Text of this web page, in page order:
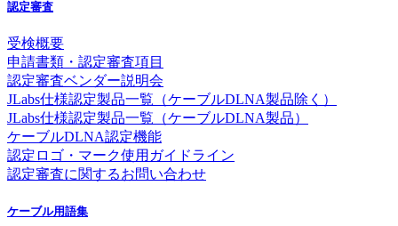
認定審査
受検概要
申請書類・認定審査項目
認定審査ベンダー説明会
JLabs仕様認定製品一覧（ケーブルDLNA製品除く）
JLabs仕様認定製品一覧（ケーブルDLNA製品）
ケーブルDLNA認定機能
認定ロゴ・マーク使用ガイドライン
認定審査に関するお問い合わせ
ケーブル用語集